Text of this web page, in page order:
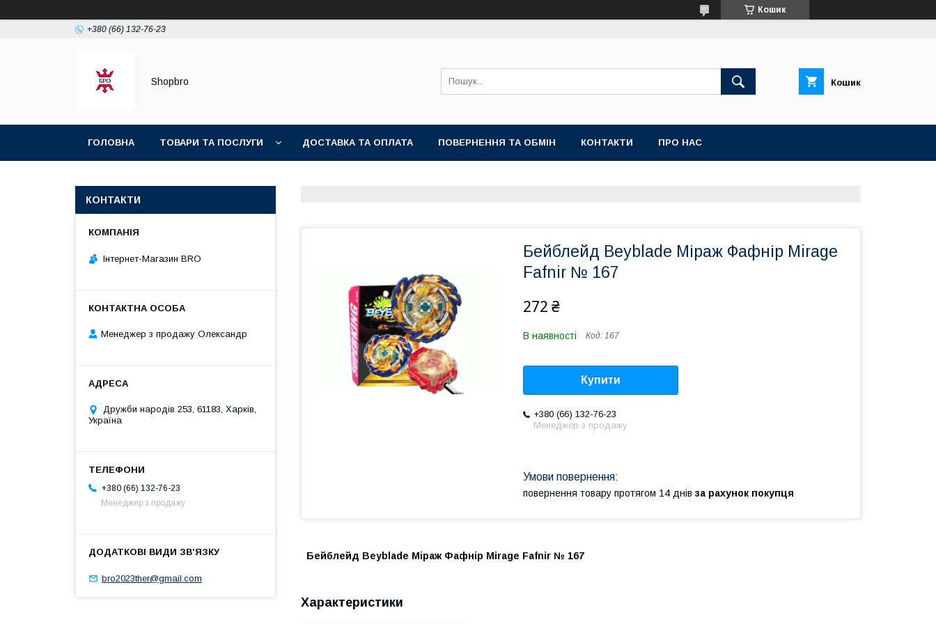
Кошик
+380 (66) 132-76-23
Shopbro Кошик
ГОЛОВНА ТОВАРИ ТА ПОСЛУГИ ДОСТАВКА ТА ОПЛАТА ПОВЕРНЕННЯ ТА ОБМІН КОНТАКТИ ПРО НАС
Бейблейд Beyblade Міраж Фафнір Mirage
Fafnir № 167
272 ₴
В наявності Код: 167
Купити
+380 (66) 132-76-23
Менеджер з продажу
повернення товару протягом 14 днів за рахунок покупця
Бейблейд Beyblade Міраж Фафнір Mirage Fafnir № 167
Характеристики
КОНТАКТИ
Інтернет-Магазин BRO
Менеджер з продажу Олександр
Дружби народів 253, 61183, Харків,
Україна
+380 (66) 132-76-23
Менеджер з продажу
bro2023ther@gmail.com